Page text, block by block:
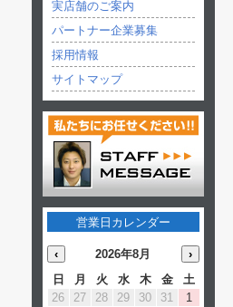
実店舗のご案内
パートナー企業募集
採用情報
サイトマップ
営業日カレンダー
‹ 2026年8月
›
日
月 火 水 木 金
土
26
27 28 29 30 31
1